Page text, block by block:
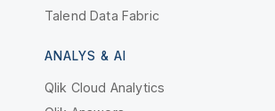
Talend Data Fabric
ANALYS & AI
Qlik Cloud Analytics